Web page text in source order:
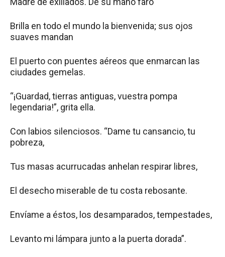
Brilla en todo el mundo la bienvenida; sus ojos
suaves mandan
El puerto con puentes aéreos que enmarcan las
ciudades gemelas.
“¡Guardad, tierras antiguas, vuestra pompa
legendaria!”, grita ella.
Con labios silenciosos. “Dame tu cansancio, tu
pobreza,
Tus masas acurrucadas anhelan respirar libres,
El desecho miserable de tu costa rebosante.
Envíame a éstos, los desamparados, tempestades,
Levanto mi lámpara junto a la puerta dorada”.